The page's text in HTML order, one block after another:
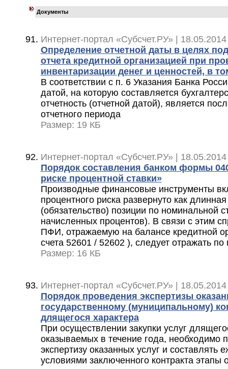
Документы
Интернет-портал «Субсчет.РУ» |
Определение отчетной даты в целях
отчета кредитной организацией при
инвентаризации денег и ценностей, в
В соответствии с п. 6 Указания Банка
датой, на которую составляется
отчетность (отчетной датой), является
отчетного периода
Размер: 19 КБ
Интернет-портал «Субсчет.РУ» |
Порядок составления банком формы
риске процентной ставки»
Производные финансовые инструменты
процентного риска развернуто как
(обязательство) позиции по номинальной
начисленных процентов). В связи с этим
ПФИ, отражаемую на балансе кредитной
счета 52601 / 52602 ), следует отражать
Размер: 16 КБ
Интернет-портал «Субсчет.РУ» |
Порядок проведения экспертизы
государственному (муниципальному)
длящегося характера
При осуществлении закупки услуг
оказываемых в течение года, необходимо
экспертизу оказанных услуг и составлять
условиями заключенного контракта этапы